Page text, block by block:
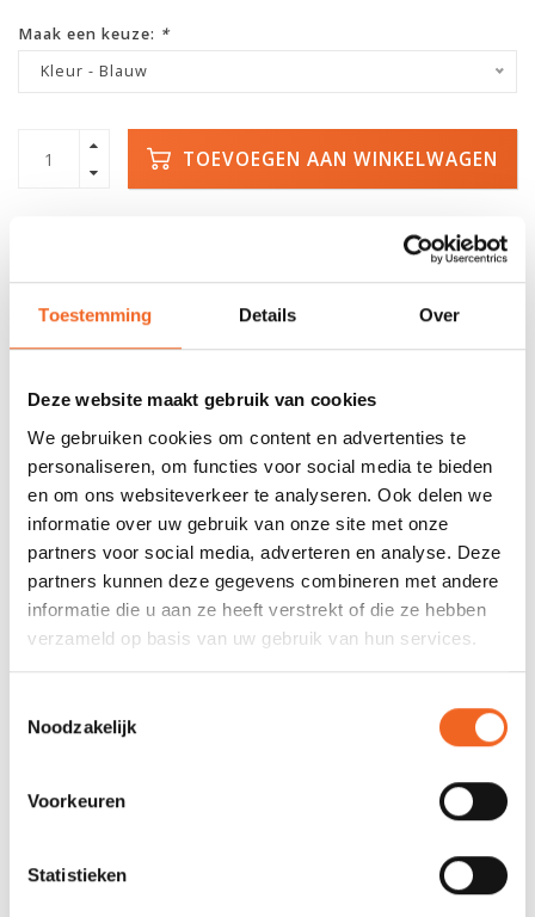
Toestemming Details Over
Deze website maakt gebruik van cookies
We gebruiken cookies om content en advertenties te
personaliseren, om functies voor social media te bieden
en om ons websiteverkeer te analyseren. Ook delen we
informatie over uw gebruik van onze site met onze
partners voor social media, adverteren en analyse. Deze
partners kunnen deze gegevens combineren met andere
informatie die u aan ze heeft verstrekt of die ze hebben
verzameld op basis van uw gebruik van hun services.
Noodzakelijk
Voorkeuren
Statistieken
Maak een keuze: *
Kleur - Blauw
TOEVOEGEN AAN WINKELWAGEN
DE GROOTSTE
VOORRAAD
Duizenden kano's op
voorraad
678 GOOGLE REVIEWS
PROEFVAART
locatie
INFORMATIE
Deze kajak.nl sleutelhanger houdt uw sleutels drijvend.
Voorkomen is beter dan genezen!
REVIEWS
Nog niet gewaardeerd